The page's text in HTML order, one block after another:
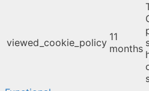
viewed_cookie_policy 11
months